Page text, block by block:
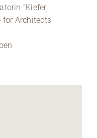
“Kiefer,
for Architects”